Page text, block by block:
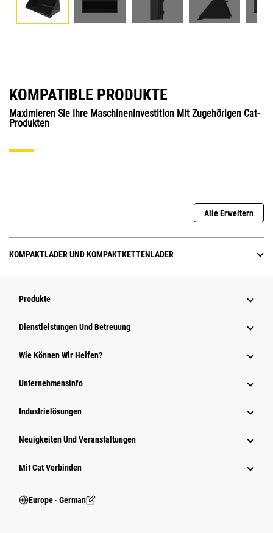
KOMPATIBLE PRODUKTE
Maximieren Sie Ihre Maschineninvestition Mit Zugehörigen Cat-
Produkten
Alle Erweitern
KOMPAKTLADER UND KOMPAKTKETTENLADER
Produkte
Dienstleistungen Und Betreuung
Wie Können Wir Helfen?
Unternehmensinfo
Industrielösungen
Neuigkeiten Und Veranstaltungen
Mit Cat Verbinden
Europe ‧ German